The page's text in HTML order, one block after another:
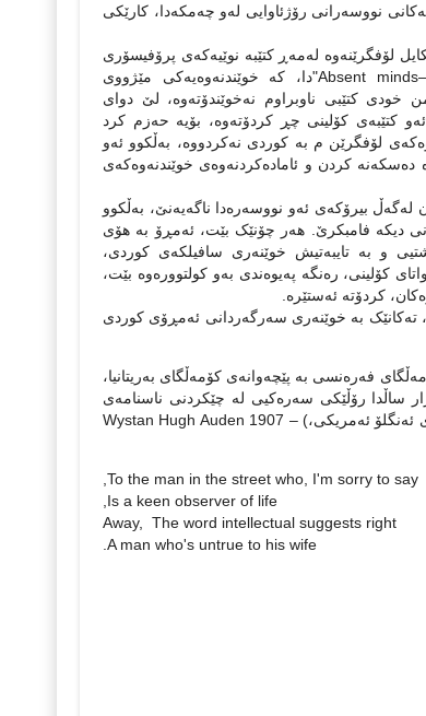
نووسه‌رانی رۆژئاوایی له‌و چه‌مکه‌دا، کارێکی
لۆفگرێنه‌وه‌ له‌مه‌ڕ کتێبه‌ نوێیه‌که‌ی پرۆفیسۆری
مێژووی رووناکبیری، Stefan Collini به‌ ناوی "هزرڤانه‌‌ نائاماده‌کان یان شوێن چۆله‌کان–Absent minds‌"دا، که‌ خوێندنه‌وه‌یه‌کی مێژووی
خودی کتێبی ناوبراوم نه‌خوێندۆته‌وه‌، لێ دوای
کتێبه‌ی کۆلینی چڕ کردۆته‌وه‌، بۆیه‌ حه‌زم کرد
لۆفگرێن م به‌ کوردی نه‌کردووه‌، به‌ڵکوو ئه‌و
ده‌سکه‌نه‌ کردن و ئاماده‌کردنه‌وه‌ی خوێندنه‌وه‌که‌ی
له‌گه‌ڵ بیرۆکه‌ی ئه‌و نووسه‌ره‌دا ناگه‌یه‌نێ، به‌ڵکوو
دیکه‌ فامبکرێ. هه‌ر چۆنێک بێت، ئه‌مڕۆ به‌ هۆی
و به‌ تایبه‌تیش خوێنه‌ری سافیلکه‌ی کوردی‌،
کۆلینی، ره‌نگه‌ په‌یوه‌ندی به‌و کولتووره‌وه‌ بێت،
کردۆته‌ ئه‌ستێره‌.
ته‌کانێک به‌ خوێنه‌ری سه‌رگه‌ردانی ئه‌مڕۆی کوردی
فه‌ره‌نسی به‌ پێچه‌وانه‌ی کۆمه‌ڵگای به‌ریتانیا،
ساڵدا رۆڵێکی سه‌ره‌کیی له‌ چێکردنی ناسنامه‌ی
نه‌ته‌وایه‌تیی فه‌ره‌نسییدا بینیووه‌. رووناکبیر له‌ کن به‌ریتانییه‌کاندا مانایه‌کی نییه‌. یان وه‌ک شاعیری ئه‌نگلۆ ئه‌مریکی،) Wystan Hugh Auden 1907 –